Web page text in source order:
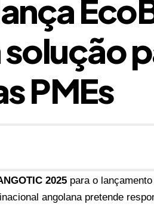
PMEs
2025para o
angolana pretende